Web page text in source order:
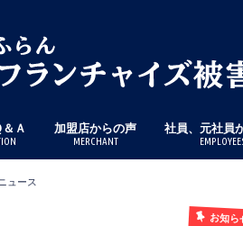
Ａ 加盟店からの声
MERCHANT
社員、元社員
ュース
お知ら